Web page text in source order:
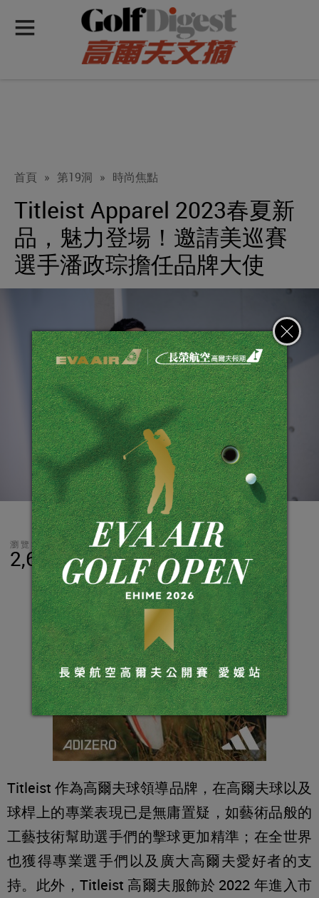
首頁 » 第19洞 » 時尚焦點
Titleist Apparel 2023春夏新
品，魅力登場！邀請美巡賽
選手潘政琮擔任品牌大使
瀏覽數
2,632 分享 LINE
Titleist 作為高爾夫球領導品牌，在高爾夫球以及
球桿上的專業表現已是無庸置疑，如藝術品般的
工藝技術幫助選手們的擊球更加精準；在全世界
也獲得專業選手們以及廣大高爾夫愛好者的支
持。此外，Titleist 高爾夫服飾於 2022 年進入市